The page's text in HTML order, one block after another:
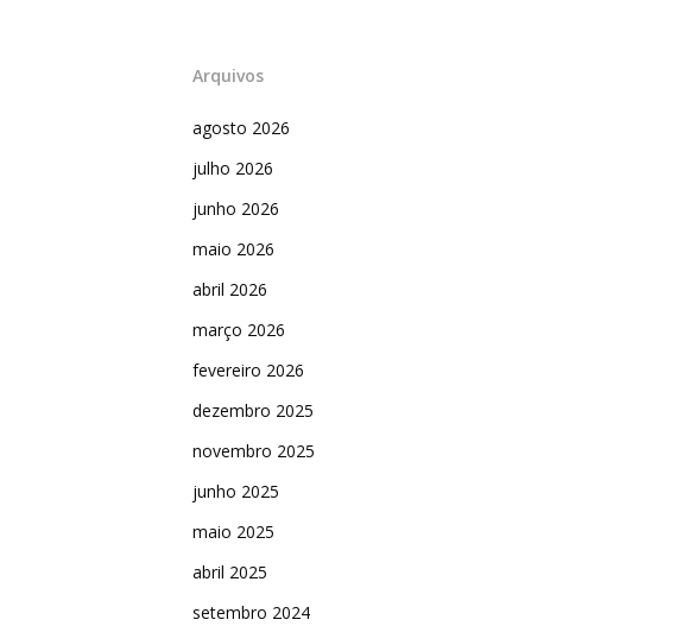
Arquivos
agosto 2026
julho 2026
junho 2026
maio 2026
abril 2026
março 2026
fevereiro 2026
dezembro 2025
novembro 2025
junho 2025
maio 2025
abril 2025
setembro 2024